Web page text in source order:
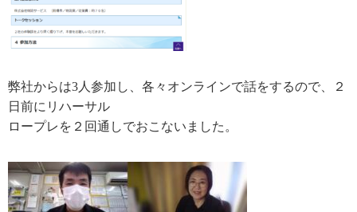
弊社からは3人参加し、各々オンラインで話をするので、２
日前にリハーサル
ロープレを２回通しでおこないました。